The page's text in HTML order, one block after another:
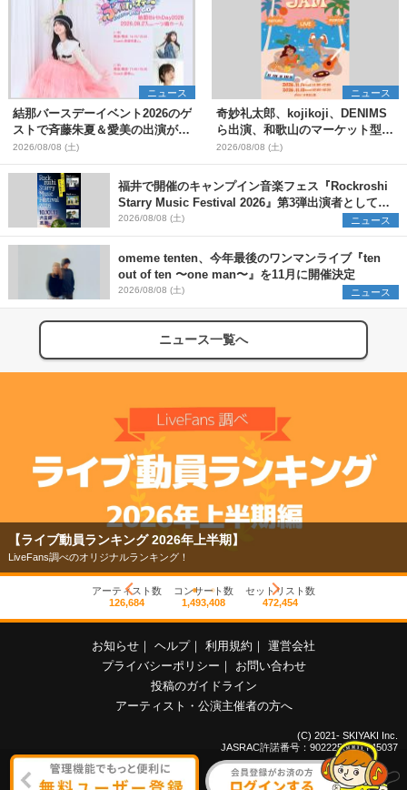
ニュース
結那バースデーイベント2026のゲ
ストで斉藤朱夏＆愛美の出演が決
定
2026/08/08 (土)
ニュース
奇妙礼太郎、kojikoji、DENIMS
ら出演、和歌山のマーケット型野
外イベント『PICNIC JAM
2026』早割チケット発売開始
2026/08/08 (土)
福井で開催のキャンプイン音楽フェス『Rockroshi
Starry Music Festival 2026』第3弾出演者として
SCOOBIE DO、かりゆし58、Reiを発表
2026/08/08 (土) ニュース
omeme tenten、今年最後のワンマンライブ『ten
out of ten 〜one man〜』を11月に開催決定
2026/08/08 (土) ニュース
ニュース一覧へ
【ライブ動員ランキング 2026年上半期】
LiveFans調べのオリジナルランキング！
アーティスト数
126,684
コンサート数
1,493,408
セットリスト数
472,454
お知らせ ｜ ヘルプ｜ 利用規約 ｜ 運営会社
プライバシーポリシー ｜
お問い合わせ
投稿のガイドライン
アーティスト・公演主催者の方へ
(C) 2021- SKIYAKI Inc.
JASRAC許諾番号：9022255001Y45037